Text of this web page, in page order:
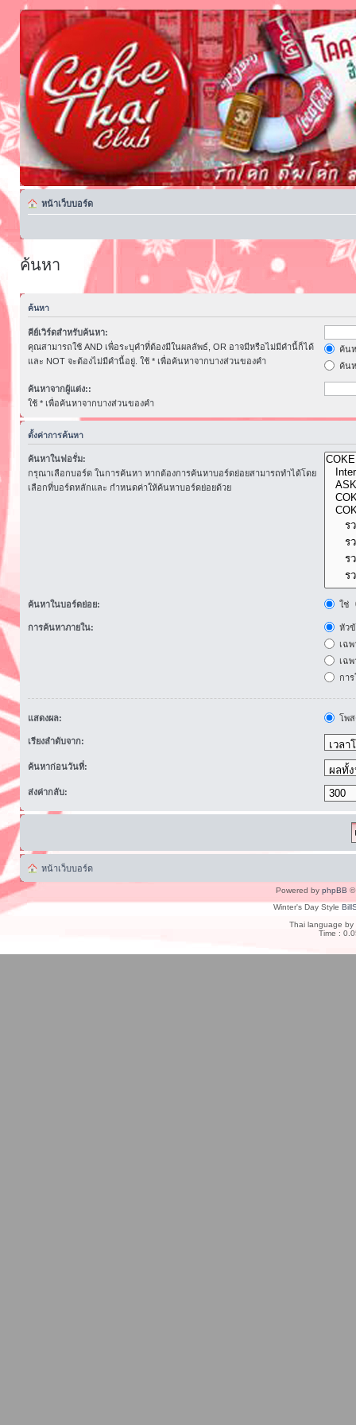
หน้าเว็บบอร์ด
ค้นหา
ค้นหา
คีย์เวิร์ดสำหรับค้นหา:
คุณสามารถใช้ AND เพื่อระบุคำที่ต้องมีในผลลัพธ์, OR อาจมีหรือไม่มีคำนี้ก็ได้
และ NOT จะต้องไม่มีคำนี้อยู่. ใช้ * เพื่อค้นหาจากบางส่วนของคำ
ค้น
ค้น
ค้นหาจากผู้แต่ง::
ใช้ * เพื่อค้นหาจากบางส่วนของคำ
ตั้งค่าการค้นหา
ค้นหาในฟอรั่ม:
กรุณาเลือกบอร์ด ในการค้นหา หากต้องการค้นหาบอร์ดย่อยสามารถทำได้โดย
เลือกที่บอร์ดหลักและ กำหนดค่าให้ค้นหาบอร์ดย่อยด้วย
ค้นหาในบอร์ดย่อย: ใช่
การค้นหาภายใน:
หัว
เฉ
เฉ
กา
แสดงผล: โพ
เรียงลำดับจาก:
ค้นหาก่อนวันที่:
ส่งค่ากลับ:
หน้าเว็บบอร์ด
Powered by phpBB ©
Winter's Day Style
Thai language by
Time :